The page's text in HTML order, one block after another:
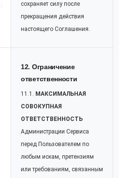
сохраняет силу после
прекращения действия
настоящего Соглашения.
12. Ограничение
ответственности
11.1. МАКСИМАЛЬНАЯ
СОВОКУПНАЯ
ОТВЕТСТВЕННОСТЬ
Администрации Сервиса
перед Пользователем по
любым искам, претензиям
или требованиям, связанным